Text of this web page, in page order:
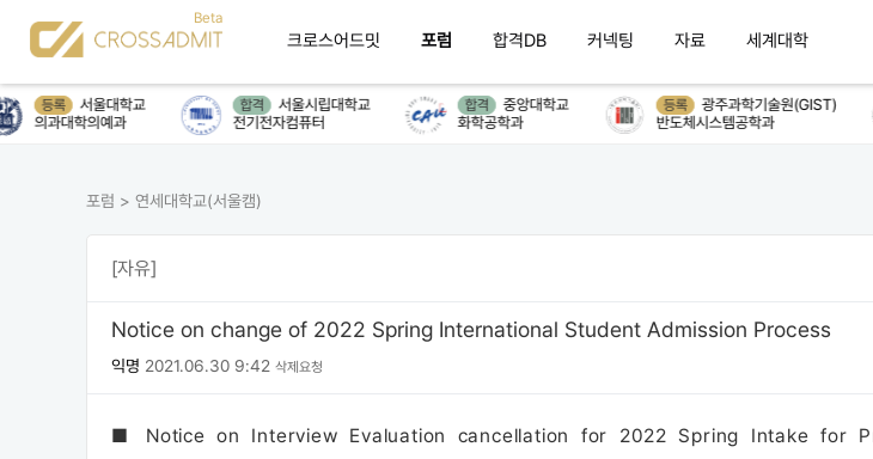
크로스어드밋 포럼 합격DB 커넥팅 자료 세계대학
등록
서울대학교
의과대학의예과
합격
서울시립대학교
전기전자컴퓨터
합격
중앙대학교
화학공학과
등록
광주과학기술원(GIST)
반도체시스템공학과
포럼 > 연세대학교(서울캠)
[자유]
Notice on change of 2022 Spring International Student Admission Process
익명 2021.06.30 9:42 삭제요청
■ Notice on Interview Evaluation cancellation for 2022 Spring Intake for